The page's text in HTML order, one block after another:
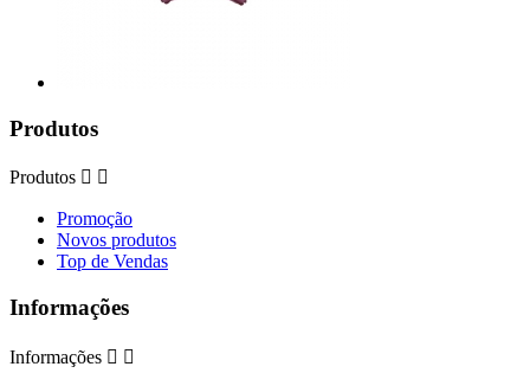
Produtos
Produtos  
Promoção
Novos produtos
Top de Vendas
Informações
Informações  